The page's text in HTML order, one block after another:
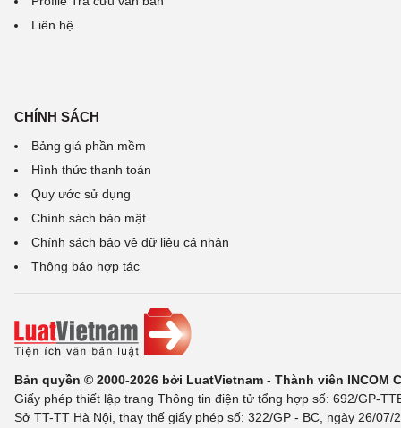
Liên hệ
CHÍNH SÁCH
Bảng giá phần mềm
Hình thức thanh toán
Quy ước sử dụng
Chính sách bảo mật
Chính sách bảo vệ dữ liệu cá nhân
Thông báo hợp tác
Bản quyền © 2000-2026 bởi LuatVietnam - Thành viên INCOM
Giấy phép thiết lập trang Thông tin điện tử tổng hợp số: 692/GP-
Sở TT-TT Hà Nội, thay thế giấy phép số: 322/GP - BC, ngày 26/